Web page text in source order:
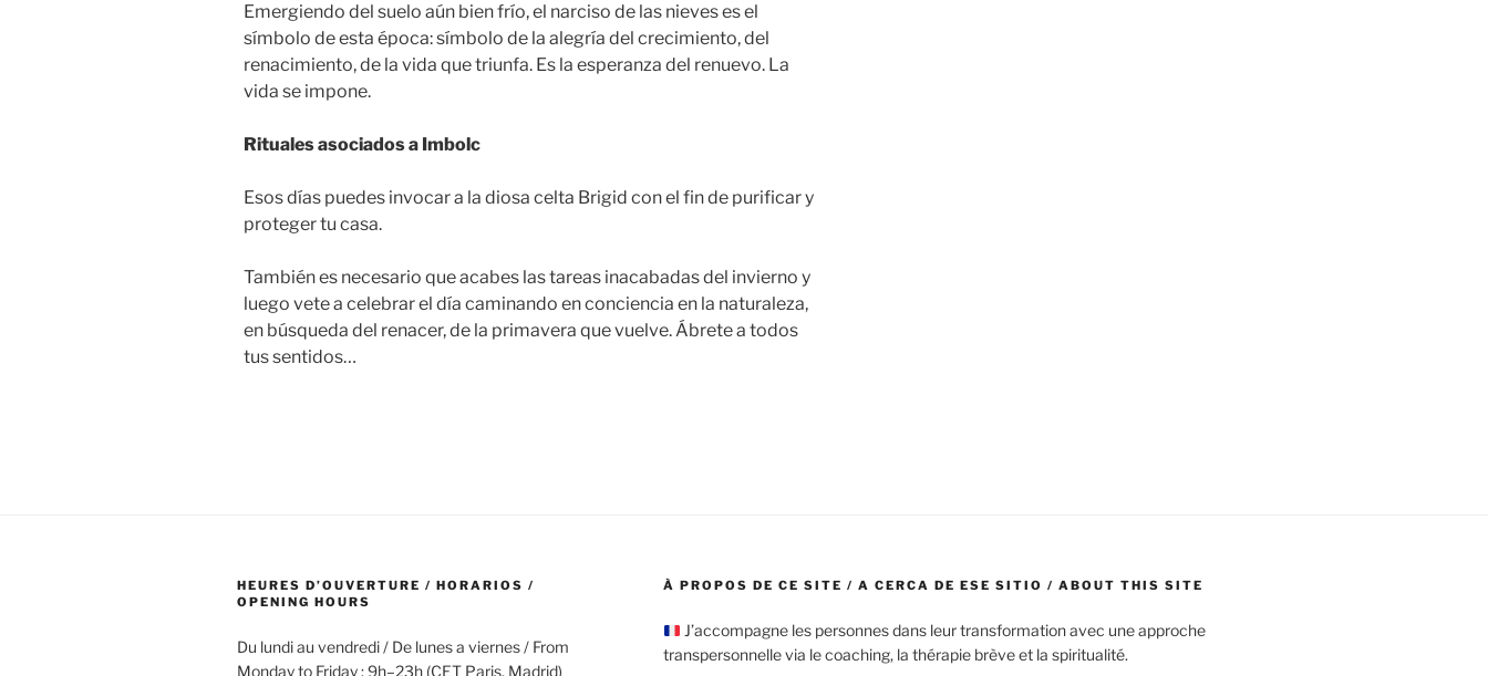
Emergiendo del suelo aún bien frío, el narciso de las nieves es el
símbolo de esta época: símbolo de la alegría del crecimiento, del
renacimiento, de la vida que triunfa. Es la esperanza del renuevo. La
vida se impone.
Rituales asociados a Imbolc
Esos días puedes invocar a la diosa celta Brigid con el fin de purificar y
proteger tu casa.
También es necesario que acabes las tareas inacabadas del invierno y
luego vete a celebrar el día caminando en conciencia en la naturaleza,
en búsqueda del renacer, de la primavera que vuelve. Ábrete a todos
tus sentidos…
HEURES D’OUVERTURE / HORARIOS /
OPENING HOURS
Du lundi au vendredi / De lunes a viernes / From
Monday to Friday : 9h–23h (CET Paris, Madrid)
À PROPOS DE CE SITE / A CERCA DE ESE SITIO / ABOUT THIS SITE
J’accompagne les personnes dans leur transformation avec une approche
transpersonnelle via le coaching, la thérapie brève et la spiritualité.